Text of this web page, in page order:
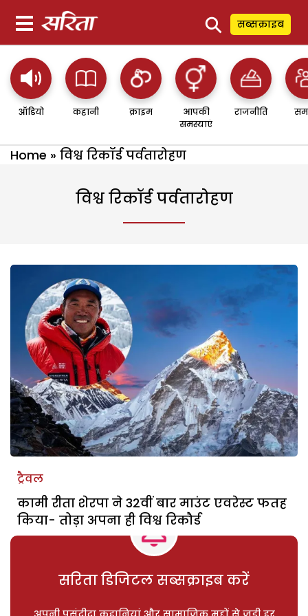
⚲ सब्सक्राइब
ऑडियो कहानी क्राइम
आपकी
समस्याएं
राजनीति
Home » विश्व रिकॉर्ड पर्वतारोहण
विश्व रिकॉर्ड पर्वतारोहण
ट्रैवल
कामी रीता शेरपा ने 32वीं बार माउंट एवरेस्ट फतह
किया- तोड़ा अपना ही विश्व रिकौर्ड
सरिता डिजिटल सब्सक्राइब करें